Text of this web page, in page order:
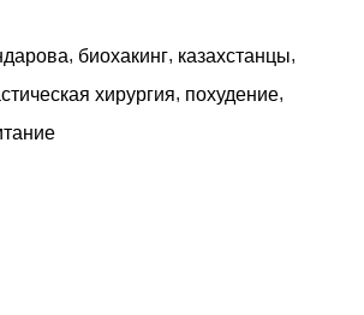
, биохакинг, казахстанцы,
хирургия, похудение,